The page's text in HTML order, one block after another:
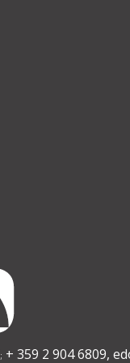
; + 359 2 904 6809,